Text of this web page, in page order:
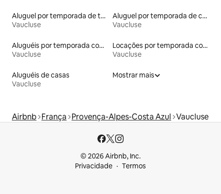
Aluguel por temporada de tendas
Vaucluse
Aluguel por temporada de casas de hóspedes
Vaucluse
Aluguéis por temporada com banheira de hidromassagem
Vaucluse
Locações por temporada com piscina
Vaucluse
Aluguéis de casas
Vaucluse
Mostrar mais
Airbnb França Provença-Alpes-Costa Azul Vaucluse
© 2026 Airbnb, Inc.
Privacidade
Termos